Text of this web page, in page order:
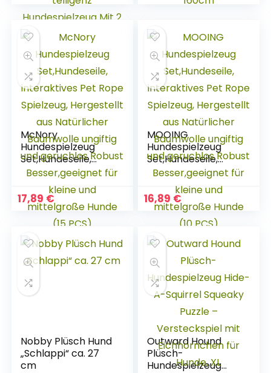
rutschfest
Schnüffelspielzeug,I
ntelligenz
Hundespielzeug Mit
2 Stück Saugnapf
Friendly PVC Hunde
Pool 80cm / 120cm
/ 160cm
McNory
Hundespielzeug
Set,Hundeseile,
interaktives Pet
Rope Spielzeug,
Hergestellt aus
Natürlicher
Baumwolle ungiftig
Robust
Besser,geeignet für
kleine und
mittelgroße Hunde
(15 PCS)
17,89 €
MOOING
Hundespielzeug
Set,Hundeseile,
interaktives Pet
Rope Spielzeug,
Hergestellt aus
Natürlicher
Baumwolle ungiftig
Robust
Besser,geeignet für
kleine und
mittelgroße Hunde
(10 PCS)
16,89 €
Nobby Plüsch Hund
„Schlappi“ ca. 27
cm
Outward Hound
Plüsch-
Hundespielzeug